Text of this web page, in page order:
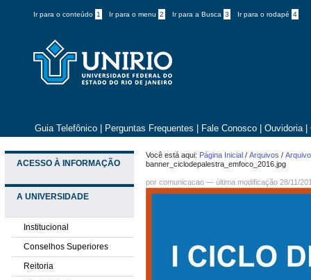
Ir para o conteúdo 1 Ir para o menu 2 Ir para a Busca 3 Ir para o rodapé 4
Guia Telefônico Perguntas Frequentes Fale Conosco Ouvidoria
ACESSO À INFORMAÇÃO
A UNIVERSIDADE
Institucional
Conselhos Superiores
Reitoria
Você está aqui: Página Inicial /Arquivos /
banner_ciclodepalestra_emfoco_2016.jpg
por comunicacao —última modificação 28/11/